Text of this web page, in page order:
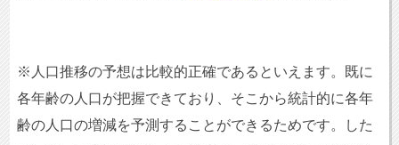
※人口推移の予想は比較的正確であるといえます。既に
各年齢の人口が把握できており、そこから統計的に各年
齢の人口の増減を予測することができるためです。した